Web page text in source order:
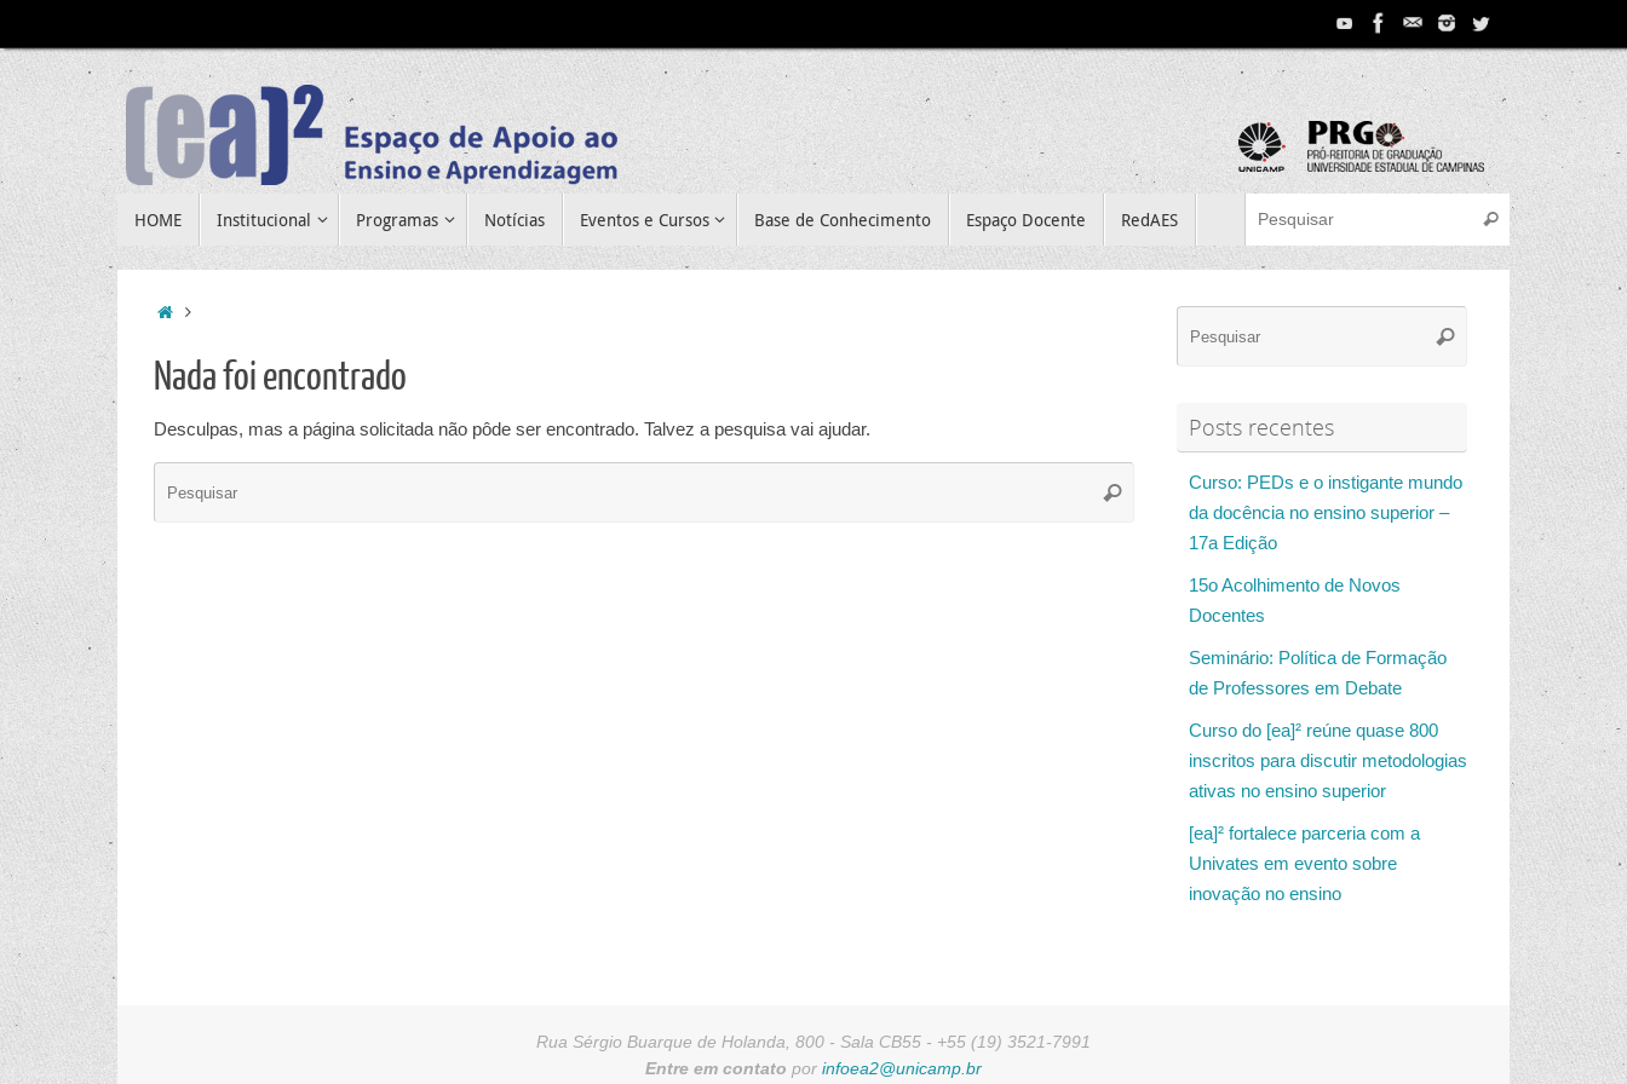
para
conteúdo
para
conteúdo
HOME Institucional Programas Notícias Eventos e Cursos Base de Conhecimento Espaço Docente RedAES
Search for:
Pesquisar
Home
Nada foi encontrado
Desculpas, mas a página solicitada não pôde ser encontrado. Talvez a pesquisa vai ajudar.
Search
Pesquisar
Pesquisar
Posts recentes
Curso: PEDs e o instigante mundo
da docência no ensino superior –
17a Edição
15o Acolhimento de Novos
Docentes
Seminário: Política de Formação
de Professores em Debate
Curso do [ea]² reúne quase 800
inscritos para discutir metodologias
ativas no ensino superior
[ea]² fortalece parceria com a
Univates em evento sobre
inovação no ensino
Rua Sérgio Buarque de Holanda, 800 - Sala CB55 - +55 (19) 3521-7991
Entre em contato por infoea2@unicamp.br